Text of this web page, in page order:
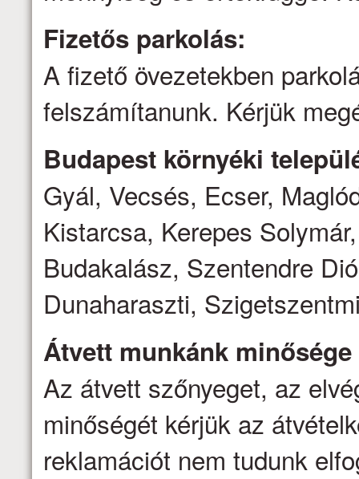
Fizetős parkolás:
A fizető övezetekben
felszámítanunk. Kérjük
Budapest környéki
Gyál, Vecsés, Ecser,
Kistarcsa, Kerepes
Budakalász, Szentendre
Dunaharaszti,
Átvett munkánk minősége
Az átvett szőnyeget, az
minőségét kérjük az
reklamációt nem tudunk